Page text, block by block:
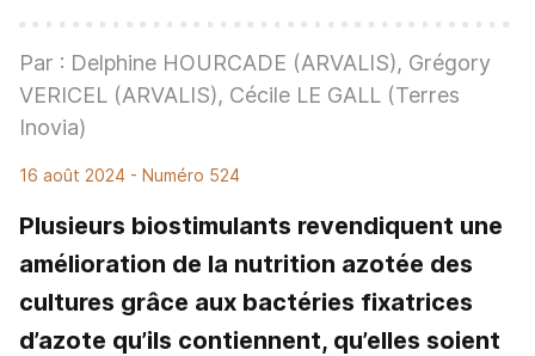
Par : Delphine HOURCADE (ARVALIS), Grégory
VERICEL (ARVALIS), Cécile LE GALL (Terres
Inovia)
16 août 2024 - Numéro 524
Plusieurs biostimulants revendiquent une
amélioration de la nutrition azotée des
cultures grâce aux bactéries fixatrices
d’azote qu’ils contiennent, qu’elles soient